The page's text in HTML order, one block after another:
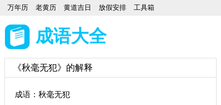
万年历 老黄历 黄道吉日 放假安排 工具箱
成语大全
《秋毫无犯》的解释
成语：秋毫无犯